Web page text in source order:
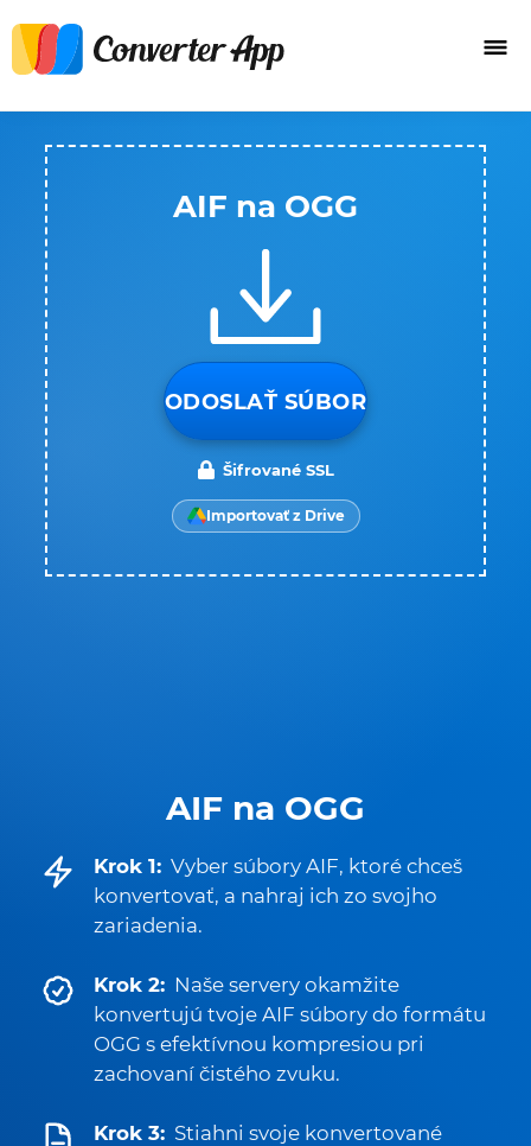
AIF na OGG
Krok 1: Vyber súbory AIF, ktoré chceš
konvertovať, a nahraj ich zo svojho
zariadenia.
Krok 2: Naše servery okamžite
konvertujú tvoje AIF súbory do formátu
OGG s efektívnou kompresiou pri
zachovaní čistého zvuku.
Krok 3: Stiahni svoje konvertované
AIF na OGG
ODOSLAŤ SÚBOR
Šifrované SSL
Importovať z Drive